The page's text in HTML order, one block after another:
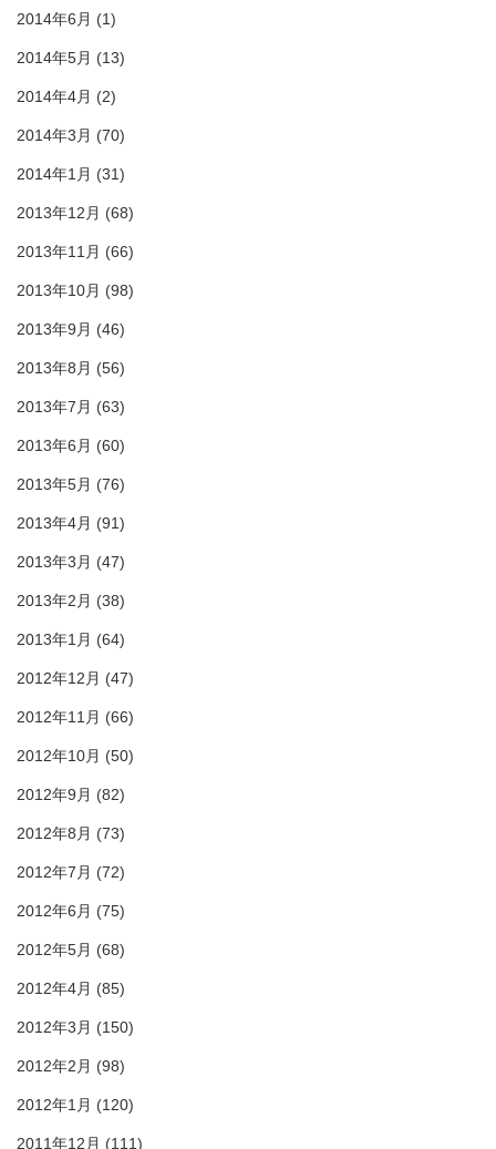
2014年6月 (1)
2014年5月 (13)
2014年4月 (2)
2014年3月 (70)
2014年1月 (31)
2013年12月 (68)
2013年11月 (66)
2013年10月 (98)
2013年9月 (46)
2013年8月 (56)
2013年7月 (63)
2013年6月 (60)
2013年5月 (76)
2013年4月 (91)
2013年3月 (47)
2013年2月 (38)
2013年1月 (64)
2012年12月 (47)
2012年11月 (66)
2012年10月 (50)
2012年9月 (82)
2012年8月 (73)
2012年7月 (72)
2012年6月 (75)
2012年5月 (68)
2012年4月 (85)
2012年3月 (150)
2012年2月 (98)
2012年1月 (120)
2011年12月 (111)